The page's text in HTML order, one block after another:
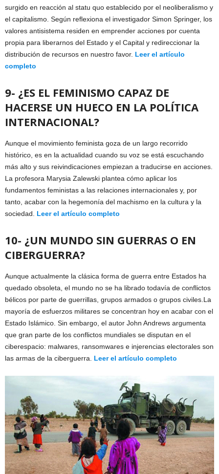
surgido en reacción al statu quo establecido por el neoliberalismo y
el capitalismo. Según reflexiona el investigador Simon Springer, los
valores antisistema residen en emprender acciones por cuenta
propia para liberarnos del Estado y el Capital y redireccionar la
distribución de recursos en nuestro favor. Leer el artículo
completo
9- ¿ES EL FEMINISMO CAPAZ DE
HACERSE UN HUECO EN LA POLÍTICA
INTERNACIONAL?
Aunque el movimiento feminista goza de un largo recorrido
histórico, es en la actualidad cuando su voz se está escuchando
más alto y sus reivindicaciones empiezan a traducirse en acciones.
La profesora Marysia Zalewski plantea cómo aplicar los
fundamentos feministas a las relaciones internacionales y, por
tanto, acabar con la hegemonía del machismo en la cultura y la
sociedad. Leer el artículo completo
10- ¿UN MUNDO SIN GUERRAS O EN
CIBERGUERRA?
Aunque actualmente la clásica forma de guerra entre Estados ha
quedado obsoleta, el mundo no se ha librado todavía de conflictos
bélicos por parte de guerrillas, grupos armados o grupos civiles.La
mayoría de esfuerzos militares se concentran hoy en acabar con el
Estado Islámico. Sin embargo, el autor John Andrews argumenta
que gran parte de los conflictos mundiales se disputan en el
ciberespacio: malwares, ransomwares e injerencias electorales son
las armas de la ciberguerra. Leer el artículo completo